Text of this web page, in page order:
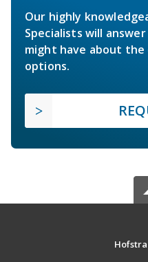
Our highly
Specialists will
might have about the
options.